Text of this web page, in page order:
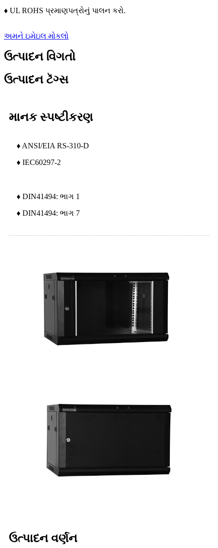
♦ UL ROHS પ્રમાણપત્રોનું પાલન કરો.
અમને ઇમેઇલ મોકલો
ઉત્પાદન વિગતો
ઉત્પાદન ટૅગ્સ
માનક સ્પષ્ટીકરણ
♦ ANSI/EIA RS-310-D
♦ IEC60297-2
♦ DIN41494: ભાગ 1
♦ DIN41494: ભાગ 7
ઉત્પાદન વર્ણન